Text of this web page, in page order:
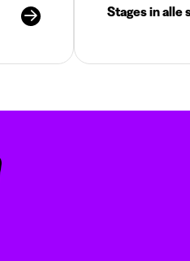
Stages in alle